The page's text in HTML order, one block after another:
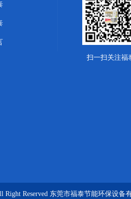
扫一扫关注福
Right Reserved 东莞市福泰节能环保设备